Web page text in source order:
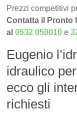
Prezzi competitivi
Contatta il Pronto
al0532 050010 e
Eugenio
idraulico
ecco gli
richiesti